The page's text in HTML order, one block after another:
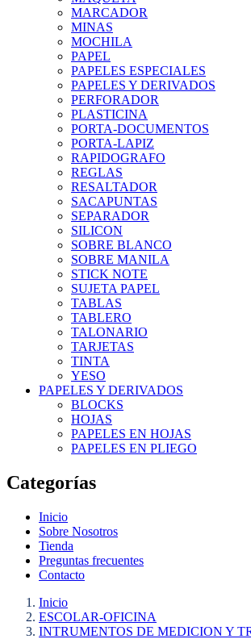
MARCADOR
MINAS
MOCHILA
PAPEL
PAPELES ESPECIALES
PAPELES Y DERIVADOS
PERFORADOR
PLASTICINA
PORTA-DOCUMENTOS
PORTA-LAPIZ
RAPIDOGRAFO
REGLAS
RESALTADOR
SACAPUNTAS
SEPARADOR
SILICON
SOBRE BLANCO
SOBRE MANILA
STICK NOTE
SUJETA PAPEL
TABLAS
TABLERO
TALONARIO
TARJETAS
TINTA
YESO
PAPELES Y DERIVADOS
BLOCKS
HOJAS
PAPELES EN HOJAS
PAPELES EN PLIEGO
Categorías
Inicio
Sobre Nosotros
Tienda
Preguntas frecuentes
Contacto
Inicio
ESCOLAR-OFICINA
INTRUMENTOS DE MEDICION Y